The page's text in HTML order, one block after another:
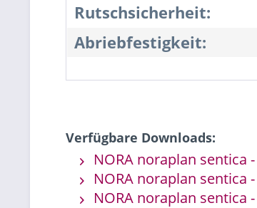
Rutschsicherheit:
Abriebfestigkeit:
Verfügbare Downloads:
NORA noraplan sentica
NORA noraplan sentica
NORA noraplan sentica